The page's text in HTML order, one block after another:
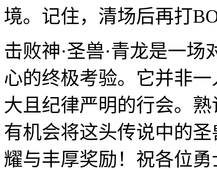
境。记住，清场后再打
击败神·圣兽·青龙是一
心的终极考验。它并非
大且纪律严明的行会。
有机会将这头传说中的
耀与丰厚奖励！祝各位